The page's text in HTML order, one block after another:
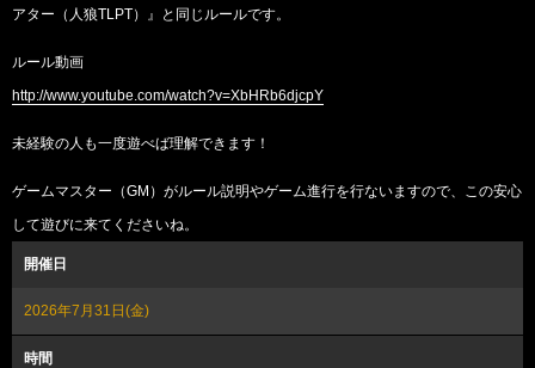
アター（人狼TLPT）』と同じルールです。
ルール動画
http://www.youtube.com/watch?v=XbHRb6djcpY
未経験の人も一度遊べば理解できます！
ゲームマスター（GM）がルール説明やゲーム進行を行ないますので、この安心
して遊びに来てくださいね。
開催日
2026年7月31日(金)
時間